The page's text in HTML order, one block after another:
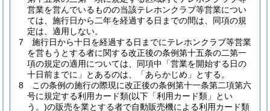
営業を営んでいるものの当該テレホンクラブ等営業につい
ては、施行日から二年を経過する日までの間は、同項の規
定は、適用しない。
7
施行日から十日を経過する日までにテレホンクラブ等営業
を営もうとする者に関する改正後の条例第十五条の二第一
項の規定の適用については、同項中「営業を開始する日の
十日前までに」とあるのは、「あらかじめ」とする。
8
この条例の施行の際現に改正後の条例第十一条第二項第六
号に規定する利用カード類(以下「利用カード類」とい
う。)の販売を業とする者で自動販売機による利用カード類